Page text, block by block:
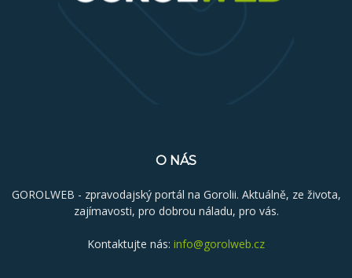
O NÁS
GOROLWEB - zpravodajský portál na Gorolii. Aktuálně, ze života,
zajímavosti, pro dobrou náladu, pro vás.
Kontaktujte nás: info@gorolweb.cz